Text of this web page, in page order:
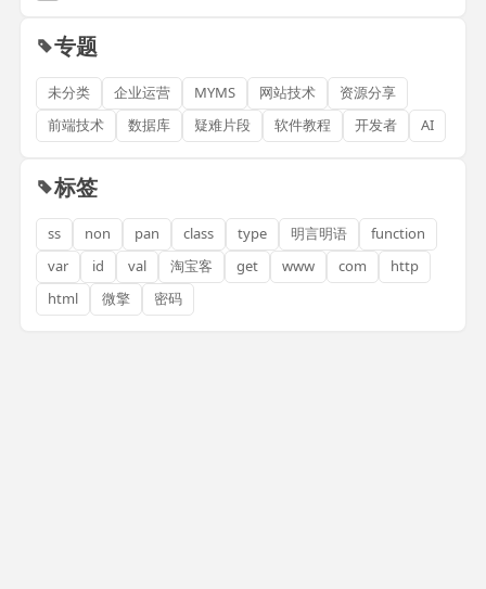
专题
未分类 企业运营 MYMS 网站技术
资源分享
前端技术
数据库 疑难片段 软件教程 开发者 AI
标签
ss non pan class type 明言明语
function
var
id val 淘宝客 get www com
http
html
微擎 密码